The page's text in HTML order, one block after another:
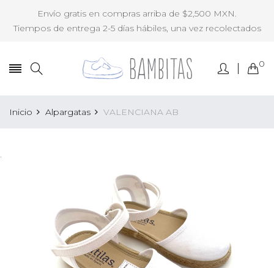
Envío gratis en compras arriba de $2,500 MXN.
Tiempos de entrega 2-5 días hábiles, una vez recolectados
0
Inicio Alpargatas VALENCIANA AB
.